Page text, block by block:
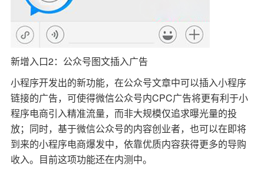
新增入口2：公众号图文插入广告
小程序开发出的新功能，在公众号文章中可以插入小程序
链接的广告，可使得微信公众号内CPC广告将更有利于小
程序电商引入精准流量，而非大规模仅追求曝光量的投
放；同时，基于微信公众号的内容创业者，也可以在即将
到来的小程序电商爆发中，依靠优质内容获得更多的导购
收入。目前这项功能还在内测中。